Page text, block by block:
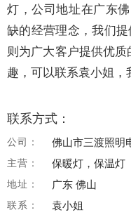
灯，公司地址在广东
缺的经营理念，我们
则为广大客户提供优
趣，可以联系袁小姐，
联系方式：
公司： 佛山市三渡照明
主营： 保暖灯，保温灯
地址： 广东 佛山
联系： 袁小姐